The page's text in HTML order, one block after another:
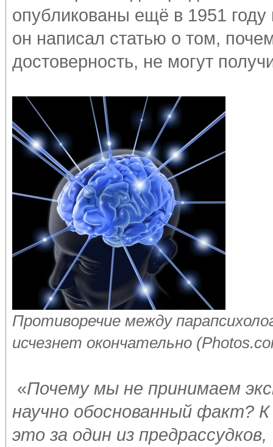
опубликованы ещё в 1951
он написал статью о том,
достоверность, не могут
Противоречие между
исчезнет окончательно
«Почему мы не принимаем
научно обоснованный факт?
это за один из